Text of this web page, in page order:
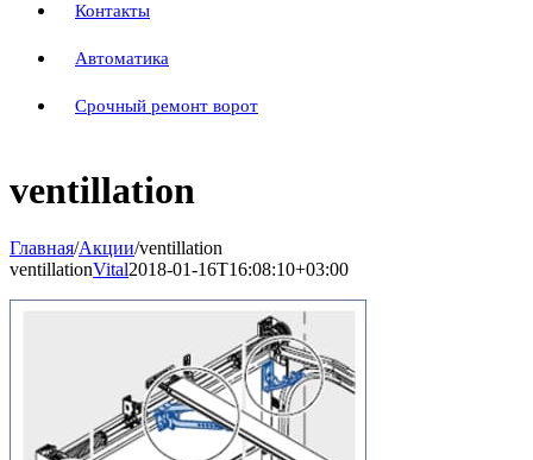
Контакты
Автоматика
Срочный ремонт ворот
ventillation
Главная/Акции/ventillation
ventillationVital2018-01-16T16:08:10+03:00